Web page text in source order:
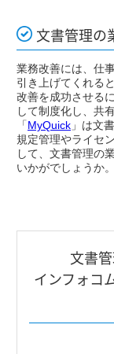
文書管理の
業務改善には、仕
引き上げてくれる
改善を成功させる
して制度化し、共
「MyQuick 」は文
規定管理やライセ
して、文書管理の
いかがでしょうか。
⽂書
インフォコ